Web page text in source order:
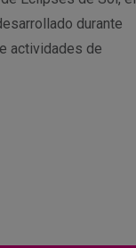
durante
actividades de